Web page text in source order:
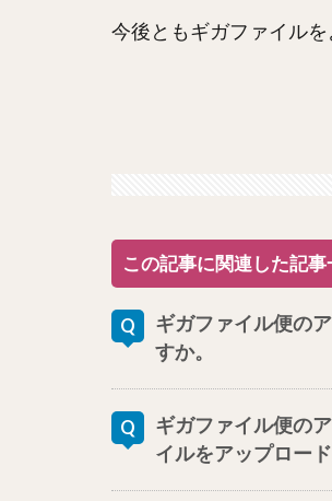
今後ともギガファイルを
この記事に関連した記事
ギガファイル便の
すか。
ギガファイル便の
イルをアップロー